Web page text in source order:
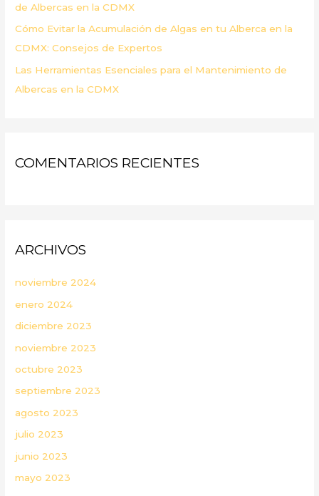
de Albercas en la CDMX
Cómo Evitar la Acumulación de Algas en tu Alberca en la
CDMX: Consejos de Expertos
Las Herramientas Esenciales para el Mantenimiento de
Albercas en la CDMX
COMENTARIOS RECIENTES
ARCHIVOS
noviembre 2024
enero 2024
diciembre 2023
noviembre 2023
octubre 2023
septiembre 2023
agosto 2023
julio 2023
junio 2023
mayo 2023